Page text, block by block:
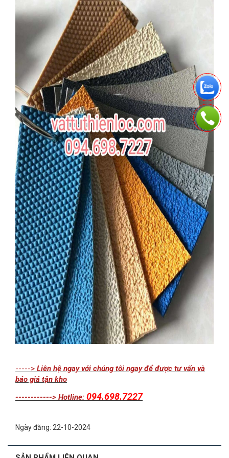
-----> Liên hệ ngay với chúng tôi ngay để được tư vấn và
báo giá tận kho
------------> Hotline: 094.698.7227
Ngày đăng: 22-10-2024